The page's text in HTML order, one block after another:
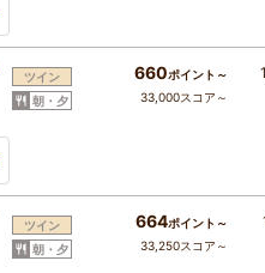
ツイン
朝・夕
660ポイント～
33,000スコア～
ツイン
朝・夕
664ポイント～
33,250スコア～